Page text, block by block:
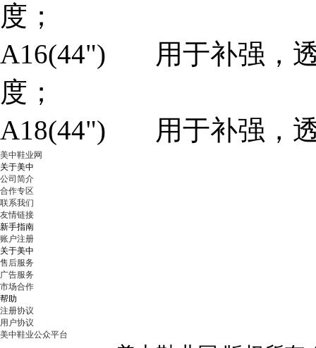
度；
A16(44") 用于补强，透
度；
A18(44") 用于补强，透
美中鞋业网
关于美中
公司简介
合作专区
联系我们
友情链接
新手指南
账户注册
关于美中
售后服务
广告服务
市场合作
帮助
注册协议
用户协议
美中鞋业公众平台